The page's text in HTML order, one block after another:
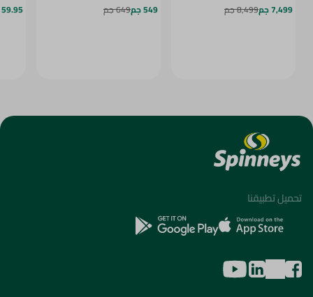
7,499 جم
8,499 جم
549 جم
649 جم
59.95 جم
تحميل تطبيقنا